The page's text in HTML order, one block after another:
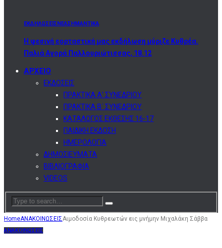
ΕΚΔΗΛΩΣΕΙΣΝΕΑΣΗΜΑΝΤΙΚΑ
Η ψεσινή εορταστική μας εκδήλωση μύριζε Κυθρέα.
Παλιά Αγορά Παλλουριώτισσας, 18.12
ΑΡΧΕΙΟ
ΕΚΔΟΣΕΙΣ
ΠΡΑΚΤΙΚΑ Α’ ΣΥΝΕΔΡΙΟΥ
ΠΡΑΚΤΙΚΑ Β΄ ΣΥΝΕΔΡΙΟΥ
ΚΑΤΑΛΟΓΟΣ ΕΚΘΕΣΗΣ 16-17
ΠΑΙΔΙΚΗ ΕΚΔΟΣΗ
ΗΜΕΡΟΛΟΓΙΑ
ΔΗΜΟΣΙΕΥΜΑΤΑ
ΒΙΒΛΙΟΓΡΑΦΙΑ
VIDEOS
HomeΑΝΑΚΟΙΝΩΣΕΙΣ Αιμοδοσία Κυθρεωτών εις μνήμην Μιχαλάκη Σάββα
ΑΝΑΚΟΙΝΩΣΕΙΣ